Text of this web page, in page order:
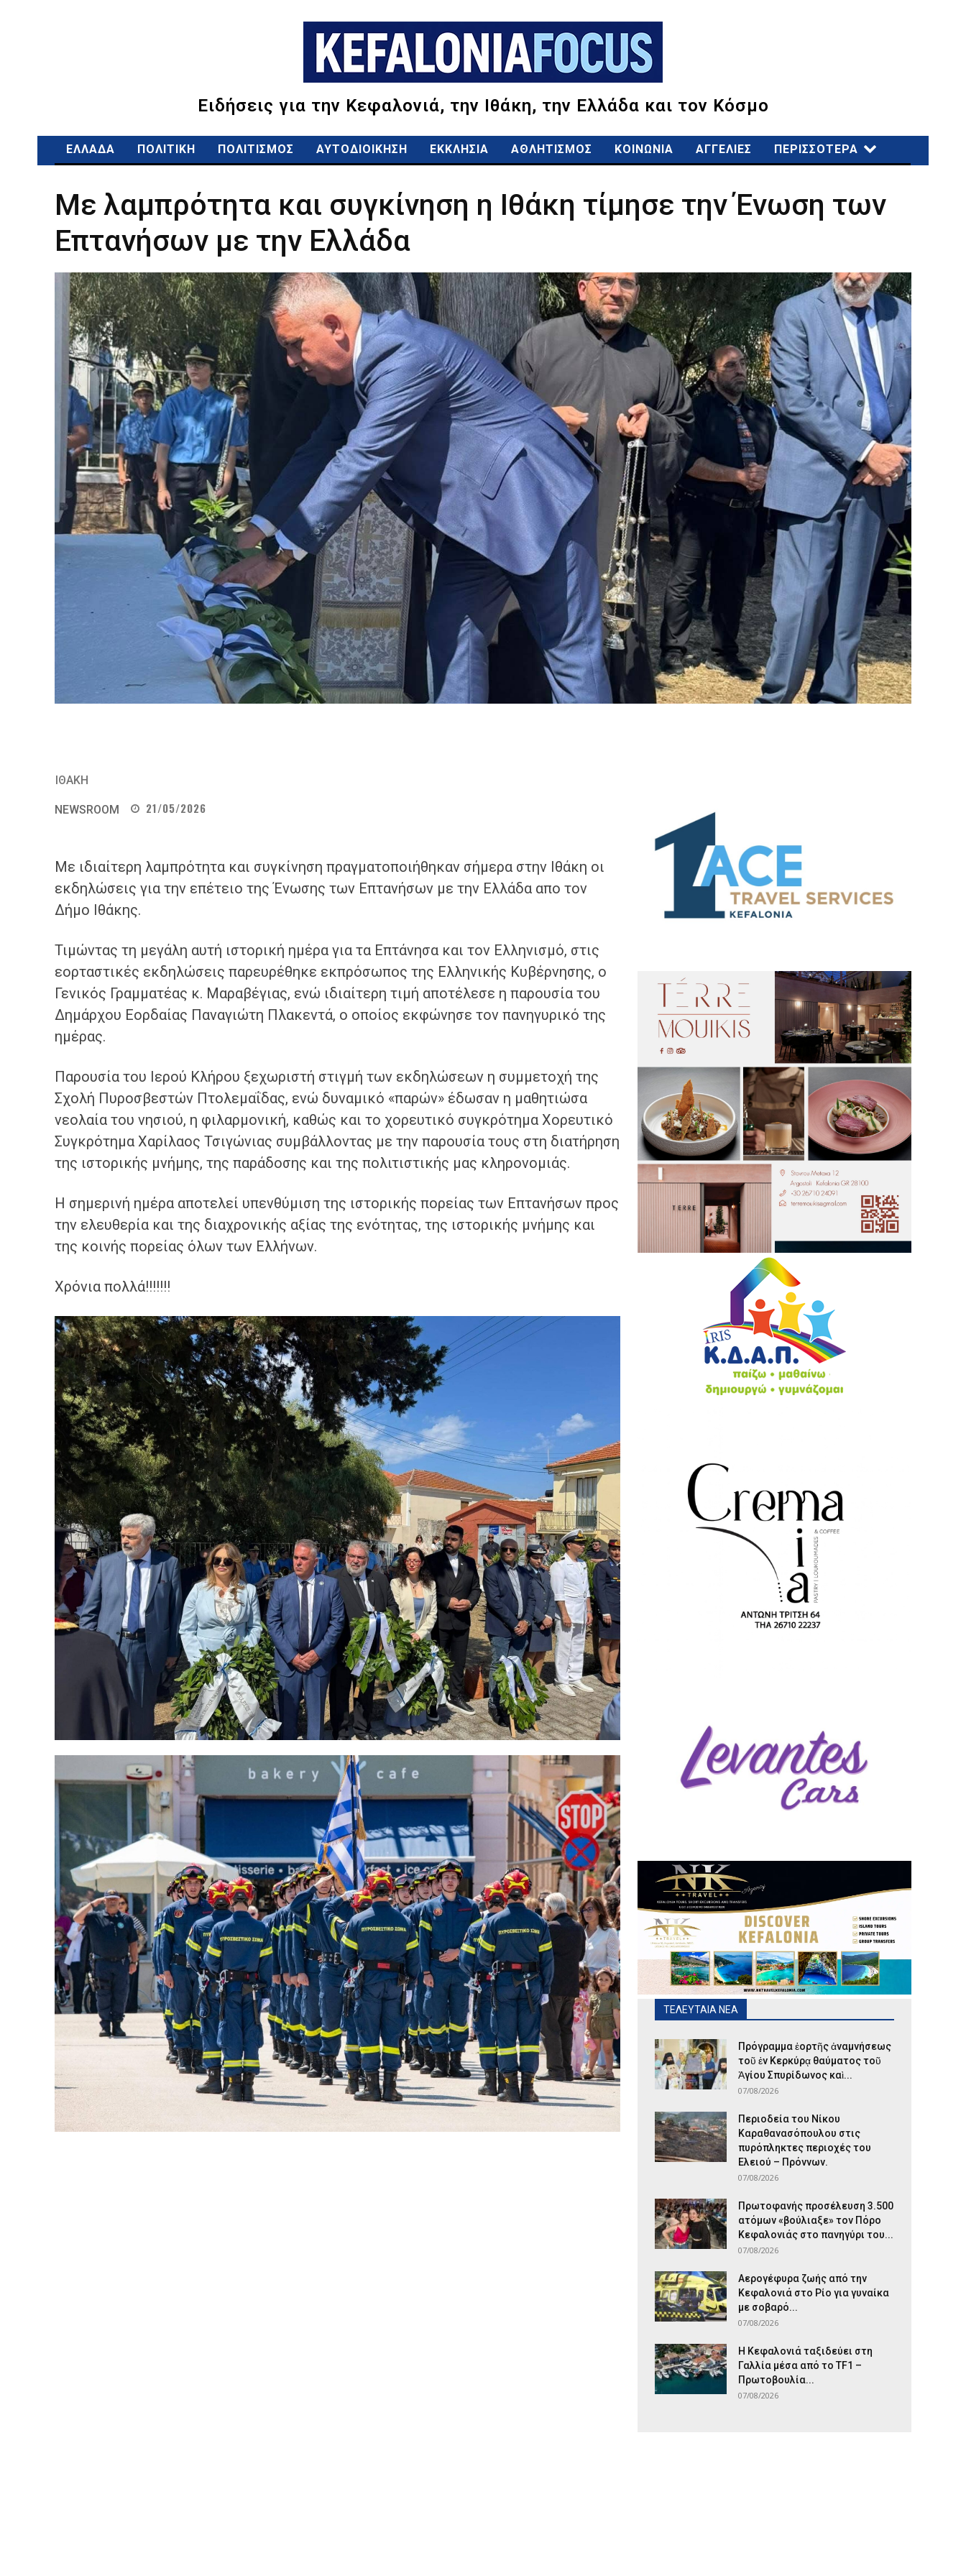
Ειδήσεις για την Κεφαλονιά, την Ιθάκη, την Ελλάδα και τον Κόσμο
ΕΛΛΑΔΑ ΠΟΛΙΤΙΚΗ ΠΟΛΙΤΙΣΜΟΣ ΑΥΤΟΔΙΟΙΚΗΣΗ ΕΚΚΛΗΣΙΑ ΑΘΛΗΤΙΣΜΟΣ ΚΟΙΝΩΝΙΑ ΑΓΓΕΛΙΕΣ ΠΕΡΙΣΣΟΤΕΡΑ
Με λαμπρότητα και συγκίνηση η Ιθάκη τίμησε την Ένωση των
Επτανήσων με την Ελλάδα
ΙΘΑΚΗ
NEWSROOM 21/05/2026
Με ιδιαίτερη λαμπρότητα και συγκίνηση πραγματοποιήθηκαν σήμερα στην Ιθάκη οι
εκδηλώσεις για την επέτειο της Ένωσης των Επτανήσων με την Ελλάδα απο τον
Δήμο Ιθάκης.
Τιμώντας τη μεγάλη αυτή ιστορική ημέρα για τα Επτάνησα και τον Ελληνισμό, στις
εορταστικές εκδηλώσεις παρευρέθηκε εκπρόσωπος της Ελληνικής Κυβέρνησης, ο
Γενικός Γραμματέας κ. Μαραβέγιας, ενώ ιδιαίτερη τιμή αποτέλεσε η παρουσία του
Δημάρχου Εορδαίας Παναγιώτη Πλακεντά, ο οποίος εκφώνησε τον πανηγυρικό της
ημέρας.
Παρουσία του Ιερού Κλήρου ξεχωριστή στιγμή των εκδηλώσεων η συμμετοχή της
Σχολή Πυροσβεστών Πτολεμαΐδας, ενώ δυναμικό «παρών» έδωσαν η μαθητιώσα
νεολαία του νησιού, η φιλαρμονική, καθώς και το χορευτικό συγκρότημα Χορευτικό
Συγκρότημα Χαρίλαος Τσιγώνιας συμβάλλοντας με την παρουσία τους στη διατήρηση
της ιστορικής μνήμης, της παράδοσης και της πολιτιστικής μας κληρονομιάς.
Η σημερινή ημέρα αποτελεί υπενθύμιση της ιστορικής πορείας των Επτανήσων προς
την ελευθερία και της διαχρονικής αξίας της ενότητας, της ιστορικής μνήμης και
της κοινής πορείας όλων των Ελλήνων.
Χρόνια πολλά!!!!!!!
ΤΕΛΕΥΤΑΙΑ ΝΕΑ
Πρόγραμμα ἑορτῆς ἀναμνήσεως
τοῦ ἐν Κερκύρᾳ θαύματος τοῦ
Ἁγίου Σπυρίδωνος καὶ...
07/08/2026
Περιοδεία του Νίκου
Καραθανασόπουλου στις
πυρόπληκτες περιοχές του
Ελειού – Πρόννων.
07/08/2026
Πρωτοφανής προσέλευση 3.500
ατόμων «βούλιαξε» τον Πόρο
Κεφαλονιάς στο πανηγύρι του...
07/08/2026
Αερογέφυρα ζωής από την
Κεφαλονιά στο Ρίο για γυναίκα
με σοβαρό...
07/08/2026
Η Κεφαλονιά ταξιδεύει στη
Γαλλία μέσα από το TF1 –
Πρωτοβουλία...
07/08/2026